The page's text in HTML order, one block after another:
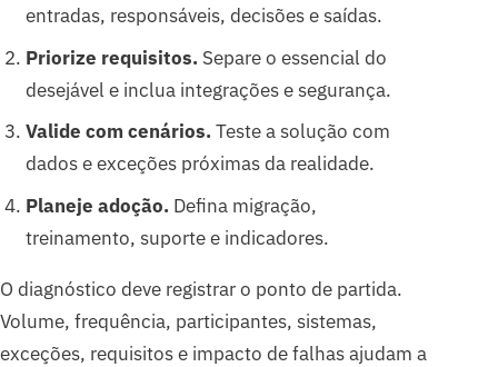
entradas, responsáveis, decisões e saídas.
Priorize requisitos. Separe o essencial do
desejável e inclua integrações e segurança.
Valide com cenários. Teste a solução com
dados e exceções próximas da realidade.
Planeje adoção. Defina migração,
treinamento, suporte e indicadores.
O diagnóstico deve registrar o ponto de partida.
Volume, frequência, participantes, sistemas,
exceções, requisitos e impacto de falhas ajudam a